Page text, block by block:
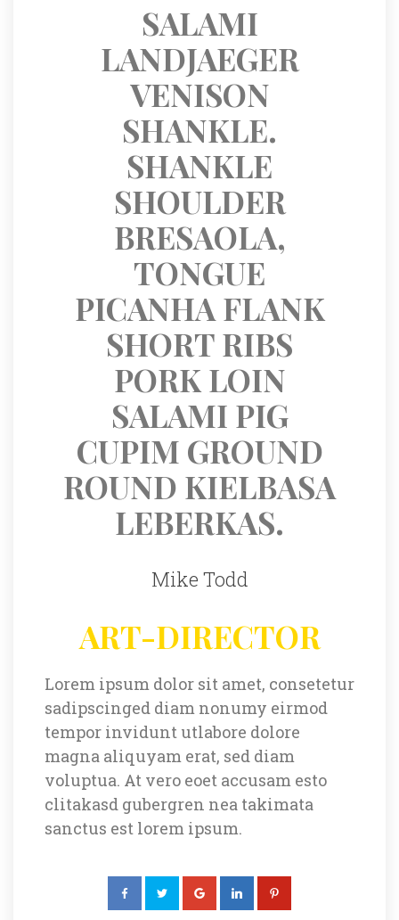
SALAMI
LANDJAEGER
VENISON
SHANKLE.
SHANKLE
SHOULDER
BRESAOLA,
TONGUE
PICANHA FLANK
SHORT RIBS
PORK LOIN
SALAMI PIG
CUPIM GROUND
ROUND KIELBASA
LEBERKAS.
Mike Todd
ART-DIRECTOR
Lorem ipsum dolor sit amet, consetetur
adipscinged diam nonumy eirmod
tempor invidunt utlabore dolore
magna aliquyam erat, sed diam
voluptua. At vero eoet accusam esto
clitakasd gubergren nea takimata
anctus est lorem ipsum.